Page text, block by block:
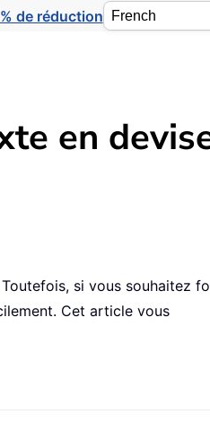
de réduction
en
si vous souhaitez
Cet article vous